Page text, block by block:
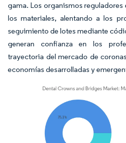
gama. Los organismos
los materiales, alentando a los
seguimiento de lotes mediante
generan confianza en los
trayectoria del mercado de
economías desarrolladas y